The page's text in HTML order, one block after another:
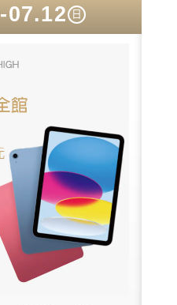
-07.12 日